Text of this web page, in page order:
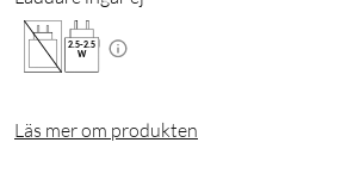
2.5-2.5
W
Läs mer om produkten